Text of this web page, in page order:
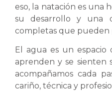
eso, la natación es una
su desarrollo y una
completas que pueden
El agua es un espacio
aprenden y se sienten
acompañamos cada
cariño, técnica y